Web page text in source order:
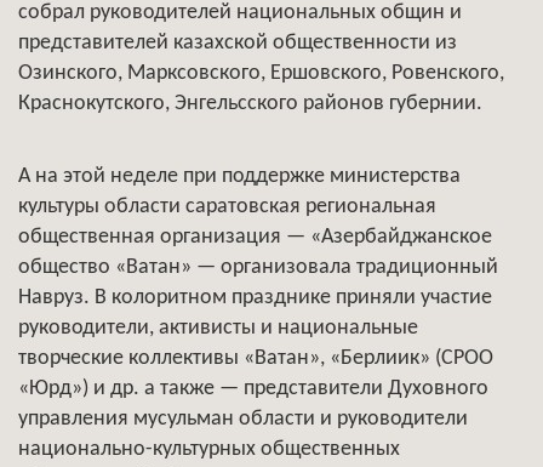
собрал руководителей национальных общин и
представителей казахской общественности из
Озинского, Марксовского, Ершовского, Ровенского,
Краснокутского, Энгельсского районов губернии.
А на этой неделе при поддержке министерства
культуры области саратовская региональная
общественная организация — «Азербайджанское
общество «Ватан» — организовала традиционный
Навруз. В колоритном празднике приняли участие
руководители, активисты и национальные
творческие коллективы «Ватан», «Берлиик» (СРОО
«Юрд») и др. а также — представители Духовного
управления мусульман области и руководители
национально-культурных общественных